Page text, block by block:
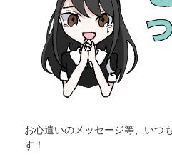
お心遣いのメッセージ等、いつ
す！